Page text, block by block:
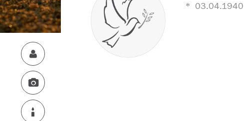
03.04.1940